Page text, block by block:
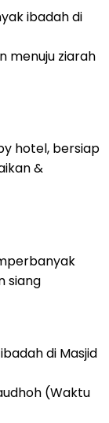
ibadah di
menuju ziarah
hotel, bersiap
&
siang
di Masjid
(Waktu